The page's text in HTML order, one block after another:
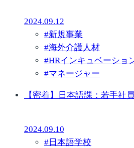
2024.09.12
#新規事業
#海外介護人材
#HRインキュベーショ
#マネージャー
【密着】日本語課：若手社
2024.09.10
# 日本語学校